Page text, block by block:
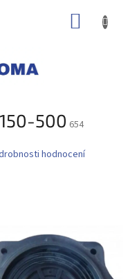
500 654
hodnocení